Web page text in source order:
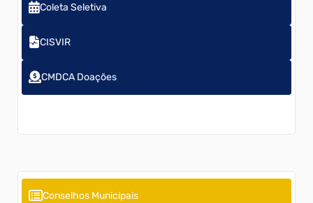
Protocolo Digital
SISCAN
Serviços Online
Coleta Seletiva
CISVIR
CMDCA Doações
Conselhos Municipais